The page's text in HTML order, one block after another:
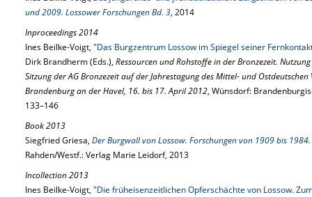
und 2009. Lossower Forschungen Bd. 3, 2014
Inproceedings 2014
Ines Beilke-Voigt, "Das Burgzentrum Lossow im Spiegel seiner
Dirk Brandherm (Eds.), Ressourcen und Rohstoffe in der Bronzezeit.
Sitzung der AG Bronzezeit auf der Jahrestagung des Mittel- und
Brandenburg an der Havel, 16. bis 17. April 2012, Wünsdorf:
133–146
Book 2013
Siegfried Griesa, Der Burgwall von Lossow. Forschungen von 1909 bis
Rahden/Westf.: Verlag Marie Leidorf, 2013
Incollection 2013
Ines Beilke-Voigt, "Die früheisenzeitlichen Opferschächte von Lossow.